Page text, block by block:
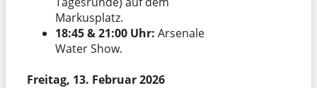
Markusplatz.
18:45 & 21:00 Uhr: Arsenale
Water Show.
Freitag, 13. Februar 2026